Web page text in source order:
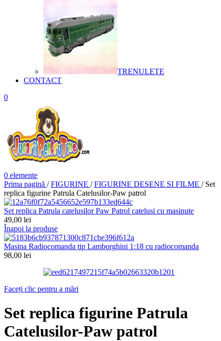
TRENULETE
CONTACT
0
0 elemente
Prima pagină / FIGURINE / FIGURINE DESENE SI FILME / Set
replica figurine Patrula Catelusilor-Paw patrol
Set replica Patrula catelusilor Paw Patrol catelusi cu masinute
49,00 lei
Înapoi la produse
Masina Radiocomanda tip Lamborghini 1:18 cu radiocomanda
98,00 lei
Faceți clic pentru a mări
Set replica figurine Patrula
Catelusilor-Paw patrol